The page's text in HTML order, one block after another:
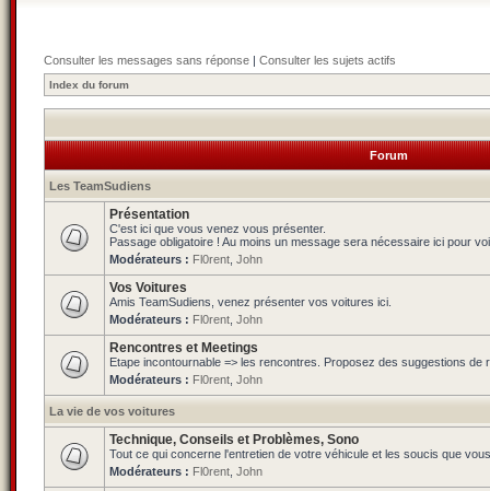
Consulter les messages sans réponse | Consulter les sujets actifs
Index du forum
Forum
Les TeamSudiens
Présentation
C'est ici que vous venez vous présenter.
Passage obligatoire ! Au moins un message sera nécessaire ici pour
Modérateurs : Fl0rent John
Vos Voitures
Amis TeamSudiens, venez présenter vos voitures ici.
Modérateurs : Fl0rent John
Rencontres et Meetings
Etape incontournable => les rencontres. Proposez des suggestions de
Modérateurs : Fl0rent John
La vie de vos voitures
Technique, Conseils et Problèmes, Sono
Tout ce qui concerne l'entretien de votre véhicule et les soucis que
Modérateurs : Fl0rent John